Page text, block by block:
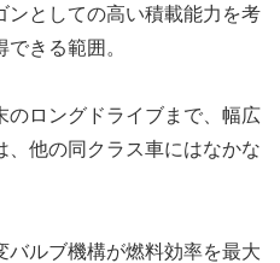
ンとしての高い積載能力を考
きる範囲。
のロングドライブまで、幅広
、他の同クラス車にはなかな
バルブ機構が燃料効率を最大